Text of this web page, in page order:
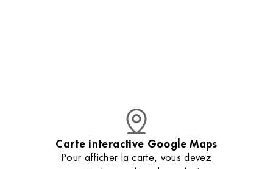
Institut de beauté – Aix-en-Provence
130 Av. Napoléon Bonaparte Centre
Commercial, 13100 Aix-en-Provence, France
Carte interactive Google Maps
Pour afficher la carte, vous devez